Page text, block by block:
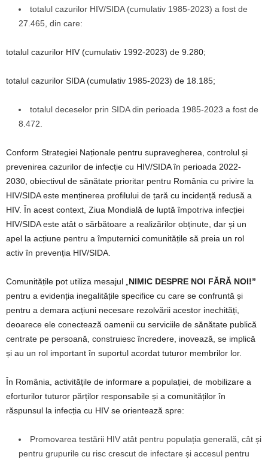
totalul cazurilor HIV/SIDA (cumulativ 1985-2023) a fost de
27.465, din care:
totalul cazurilor HIV (cumulativ 1992-2023) de 9.280;
totalul cazurilor SIDA (cumulativ 1985-2023) de 18.185;
totalul deceselor prin SIDA din perioada 1985-2023 a fost de
8.472.
Conform Strategiei Naționale pentru supravegherea, controlul și
prevenirea cazurilor de infecție cu HIV/SIDA în perioada 2022-
2030, obiectivul de sănătate prioritar pentru România cu privire la
HIV/SIDA este menținerea profilului de țară cu incidență redusă a
HIV. În acest context, Ziua Mondială de luptă împotriva infecției
HIV/SIDA este atât o sărbătoare a realizărilor obținute, dar și un
apel la acțiune pentru a împuternici comunitățile să preia un rol
activ în prevenția HIV/SIDA.
Comunitățile pot utiliza mesajul „ NIMIC DESPRE NOI FĂRĂ NOI!”
pentru a evidenția inegalitățile specifice cu care se confruntă și
pentru a demara acțiuni necesare rezolvării acestor inechități,
deoarece ele conectează oamenii cu serviciile de sănătate publică
centrate pe persoană, construiesc încredere, inovează, se implică
și au un rol important în suportul acordat tuturor membrilor lor.
În România, activitățile de informare a populației, de mobilizare a
eforturilor tuturor părților responsabile și a comunităților în
răspunsul la infecția cu HIV se orientează spre:
Promovarea testării HIV atât pentru populația generală, cât și
pentru grupurile cu risc crescut de infectare și accesul pentru